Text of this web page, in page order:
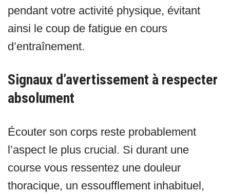
pendant votre activité physique, évitant
ainsi le coup de fatigue en cours
d’entraînement.
Signaux d’avertissement à respecter
absolument
Écouter son corps reste probablement
l’aspect le plus crucial. Si durant une
course vous ressentez une douleur
thoracique, un essoufflement inhabituel,